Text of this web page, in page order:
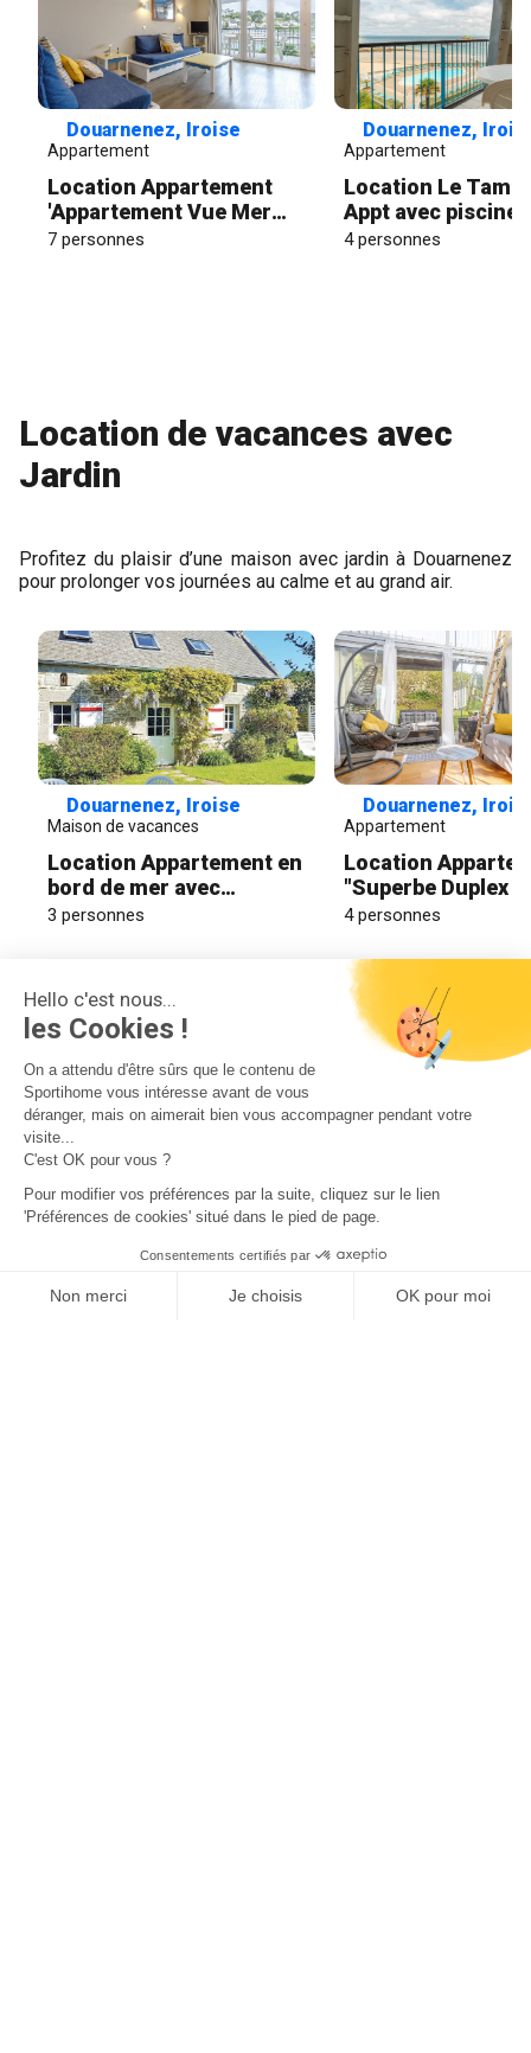
Hello c'est nous...
les Cookies !
On a attendu d'être sûrs que le contenu de
Sportihome vous intéresse avant de vous
déranger, mais on aimerait bien vous accompagner pendant votre
visite...
C'est OK pour vous ?
Pour modifier vos préférences par la suite, cliquez sur le lien
'Préférences de cookies' situé dans le pied de page.
Consentements certifiés par
Non merci Je choisis OK pour moi
Douarnenez, Iroise
Appartement
Location Appartement
'Appartement Vue Mer
Sur Plage' avec vue sur la
7 personnes
Douarnenez,
Appartement
Location Le
Appt avec piscine
partagée
4 personnes
Location de vacances avec
Jardin
Profitez du plaisir d’une maison avec jardin à Douarnenez
pour prolonger vos journées au calme et au grand air.
Douarnenez, Iroise
Maison de vacances
Location Appartement en
bord de mer avec
parking, TV et jardin
3 personnes
Douarnenez,
Appartement
Location
"Superbe Duplex
Centre Ville" avec
4 personnes
Location de vacances avec
animaux autorisés